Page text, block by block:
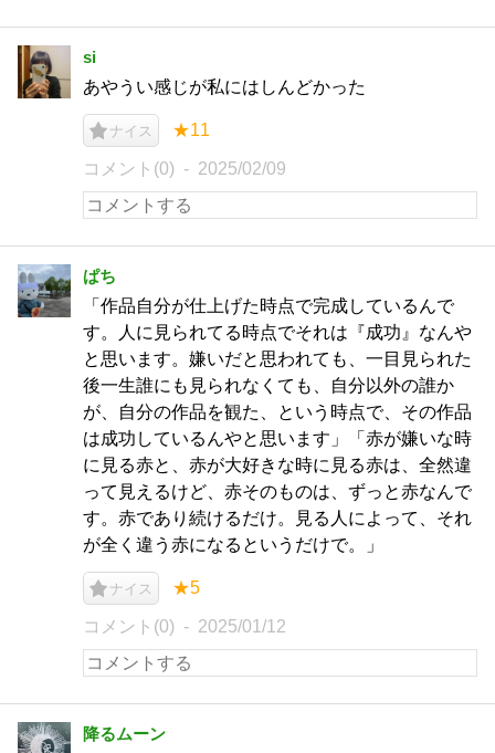
si
あやうい感じが私にはしんどかった
ナイス ★11
コメント(0) 2025/02/09
ぱち
「作品自分が仕上げた時点で完成しているんで
す。人に見られてる時点でそれは『成功』なんや
と思います。嫌いだと思われても、一目見られた
後一生誰にも見られなくても、自分以外の誰か
が、自分の作品を観た、という時点で、その作品
は成功しているんやと思います」「赤が嫌いな時
に見る赤と、赤が大好きな時に見る赤は、全然違
って見えるけど、赤そのものは、ずっと赤なんで
す。赤であり続けるだけ。見る人によって、それ
が全く違う赤になるというだけで。」
ナイス ★5
コメント(0) 2025/01/12
降るムーン